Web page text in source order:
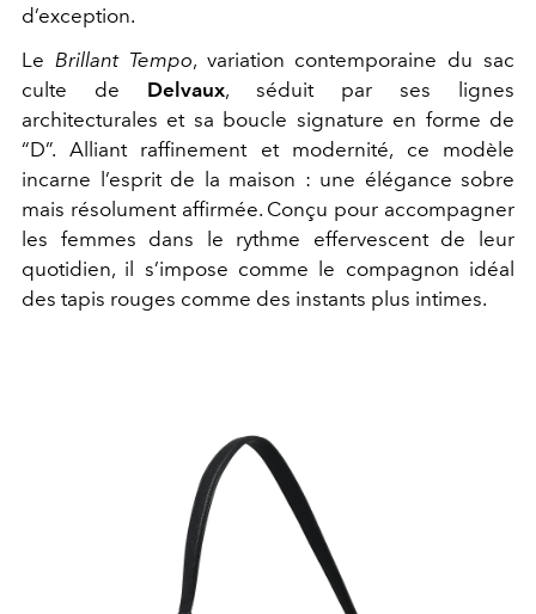
d’exception.
Le Brillant Tempo, variation contemporaine du sac
culte de Delvaux, séduit par ses lignes
architecturales et sa boucle signature en forme de
“D”. Alliant raffinement et modernité, ce modèle
incarne l’esprit de la maison : une élégance sobre
mais résolument affirmée. Conçu pour accompagner
les femmes dans le rythme effervescent de leur
quotidien, il s’impose comme le compagnon idéal
des tapis rouges comme des instants plus intimes.